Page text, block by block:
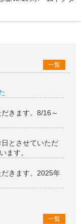
一覧
きます。8/16～
とさせていただ
ます。
きます。2025年
一覧